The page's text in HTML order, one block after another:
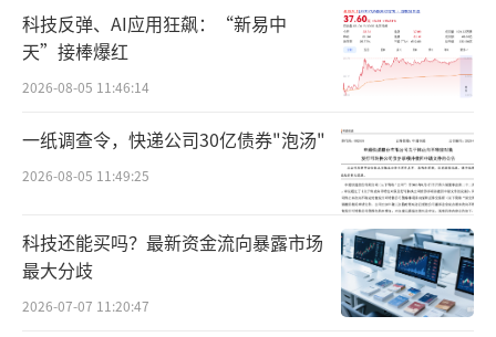
也就是说，方舟健客的收入主要还是
靠“线上卖药”。但由于药品行业的特殊性，
如严格的监管政策、高要求的专业化服务，以
及激烈的市场竞争等，这门生意想要赚钱也不
从业绩来看，方舟健客就是“增收不增
利”。数据显示，2021年亏损3.04亿元，2022
年扩大至3.83亿元，2023年有所收窄，为1.97
科技反弹、AI应用狂飙：“新易中
天”接棒爆红
2026-08-05 11:46:14
一纸调查令，快递公司30亿债券"泡汤"
2026-08-05 11:49:25
科技还能买吗？最新资金流向暴露市场
最大分歧
2026-07-07 11:20:47